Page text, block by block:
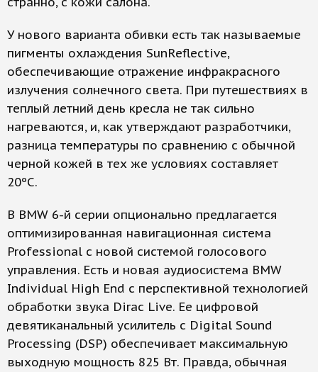
У нового варианта обивки есть так называемые
пигменты охлаждения SunReflective,
обеспечивающие отражение инфракрасного
излучения солнечного света. При путешествиях в
теплый летний день кресла не так сильно
нагреваются, и, как утверждают разработчики,
разница температуры по сравнению с обычной
черной кожей в тех же условиях составляет
20ºС.
В BMW 6-й серии опционально предлагается
оптимизированная навигационная система
Professional с новой системой голосового
управления. Есть и новая аудиосистема BMW
Individual High End с перспективной технологией
обработки звука Dirac Live. Ее цифровой
девятиканальный усилитель с Digital Sound
Processing (DSP) обеспечивает максимальную
выходную мощность 825 Вт. Правда, обычная